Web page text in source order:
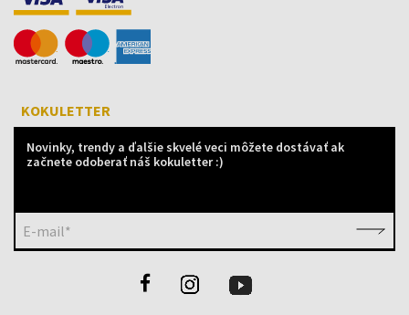
KOKULETTER
Novinky, trendy a ďalšie skvelé veci môžete dostávať ak
začnete odoberať náš kokuletter :)
E-mail*